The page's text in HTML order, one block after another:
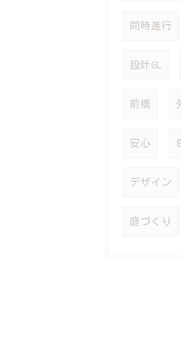
同時進行
設計GL
前橋
安心
デザイン
庭づくり